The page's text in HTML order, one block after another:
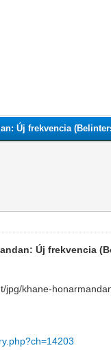
Új frekvencia
Új frekvencia
jpg/khane-